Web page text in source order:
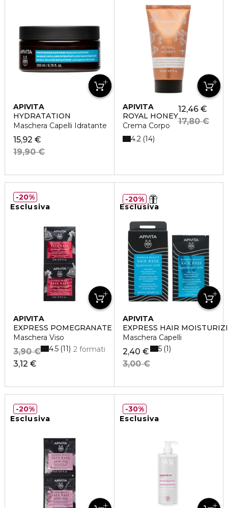
APIVITA
HYDRATATION
Maschera Capelli Idratante
15,92 €
19,90 €
APIVITA
ROYAL HONEY
Crema Corpo
12,46 €
17,80 €
4.2 14
Esclusiva
APIVITA
EXPRESS POMEGRANATE
Maschera Viso
3,12 €
3,90 € 2 formati
4.5 11
20%
Esclusiva
APIVITA
EXPRESS HAIR
Maschera Capelli
2,40 €
3,00 €
5 1
20%
Esclusiva
20%
Esclusiva
30%